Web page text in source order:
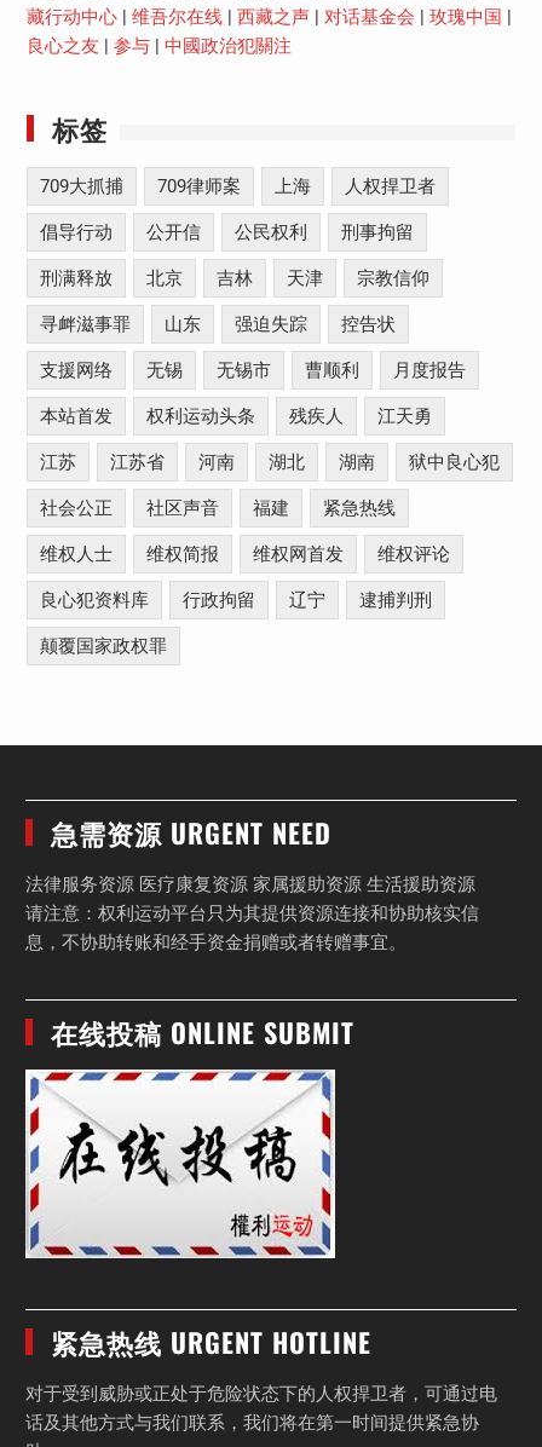
藏行动中心| 维吾尔在线| 西藏之声| 对话基金会 | 玫瑰中国 |
良心之友 | 参与| 中國政治犯關注
标签
709大抓捕 709律师案 上海 人权捍卫者
倡导行动 公开信 公民权利 刑事拘留
刑满释放 北京 吉林 天津 宗教信仰
寻衅滋事罪 山东 强迫失踪 控告状
支援网络 无锡 无锡市 曹顺利 月度报告
本站首发 权利运动头条 残疾人 江天勇
江苏 江苏省 河南 湖北 湖南 狱中良心犯
社会公正 社区声音 福建 紧急热线
维权人士 维权简报 维权网首发 维权评论
良心犯资料库 行政拘留 辽宁 逮捕判刑
颠覆国家政权罪
急需资源 URGENT NEED
法律服务资源 医疗康复资源 家属援助资源 生活援助资源
请注意：权利运动平台只为其提供资源连接和协助核实信
息，不协助转账和经手资金捐赠或者转赠事宜。
在线投稿 ONLINE SUBMIT
紧急热线 URGENT HOTLINE
对于受到威胁或正处于危险状态下的人权捍卫者，可通过电
话及其他方式与我们联系，我们将在第一时间提供紧急协